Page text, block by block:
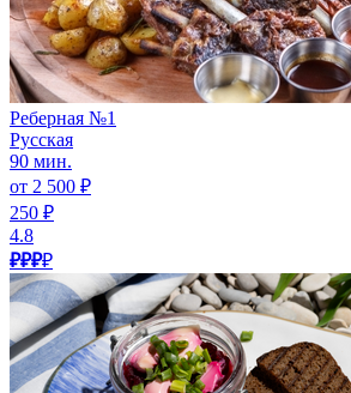
Реберная №1
Русская
90 мин.
от 2 500 ₽
250 ₽
4.8
₽₽₽₽